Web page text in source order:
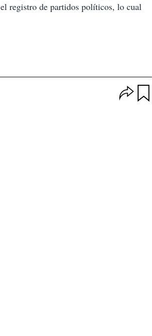
registro de partidos políticos, lo cual
p